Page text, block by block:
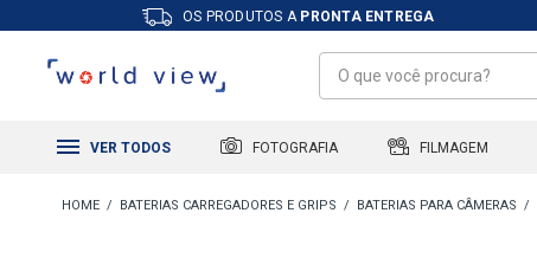
OS PRODUTOS A PRONTA ENTREGA
VER TODOS FOTOGRAFIA FILMAGEM
BATERIAS CARREGADORES E GRIPS BATERIAS PARA CÂMERAS